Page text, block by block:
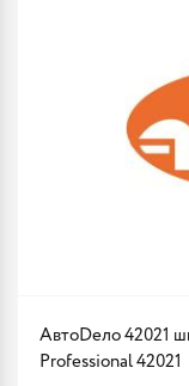
АвтоDело 42021
Professional 42021